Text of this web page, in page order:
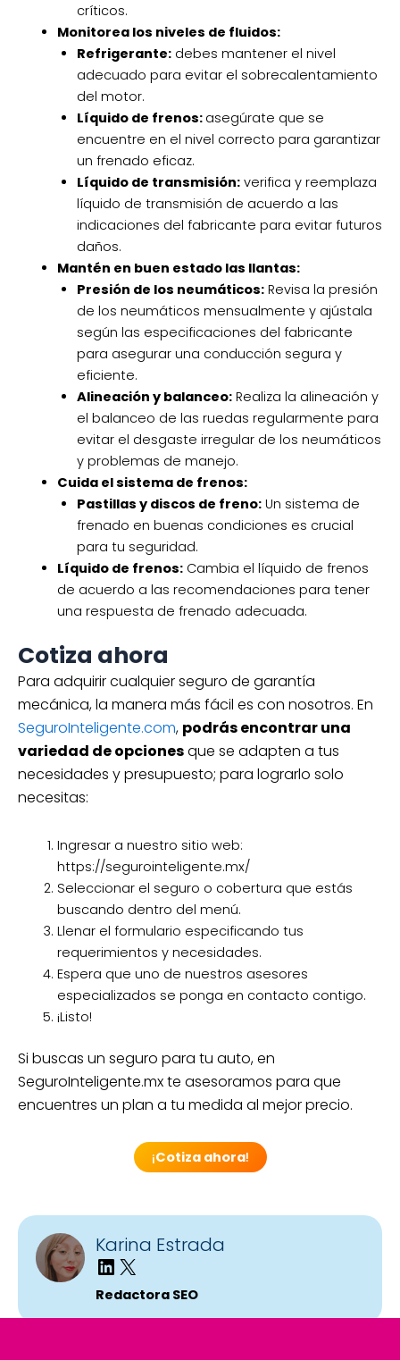
críticos.
Monitorea los niveles de fluidos:
Refrigerante:debes mantener el nivel
adecuado para evitar el sobrecalentamiento
del motor.
Líquido de frenos: asegúrate que se
encuentre en el nivel correcto para garantizar
un frenado eficaz.
Líquido de transmisión:verifica y reemplaza
líquido de transmisión de acuerdo a las
indicaciones del fabricante para evitar futuros
daños.
Mantén en buen estado las llantas:
Presión de los neumáticos:Revisa la presión
de los neumáticos mensualmente y ajústala
según las especificaciones del fabricante
para asegurar una conducción segura y
eficiente.
Alineación y balanceo:Realiza la alineación y
el balanceo de las ruedas regularmente para
evitar el desgaste irregular de los neumáticos
y problemas de manejo.
Cuida el sistema de frenos:
Pastillas y discos de freno:Un sistema de
frenado en buenas condiciones es crucial
para tu seguridad.
Líquido de frenos:Cambia el líquido de frenos
de acuerdo a las recomendaciones para tener
una respuesta de frenado adecuada.
Cotiza ahora
Para adquirir cualquier seguro de garantía
mecánica, la manera más fácil es con nosotros. En
SeguroInteligente.com, podrás encontrar una
variedad de opcionesque se adapten a tus
necesidades y presupuesto; para lograrlo solo
necesitas:
Ingresar a nuestro sitio web:
https://segurointeligente.mx/
Seleccionar el seguro o cobertura que estás
buscando dentro del menú.
Llenar el formulario especificando tus
requerimientos y necesidades.
Espera que uno de nuestros asesores
especializados se ponga en contacto contigo.
¡Listo!
Si buscas un seguro para tu auto, en
SeguroInteligente.mx te asesoramos para que
encuentres un plan a tu medida al mejor precio.
¡Cotiza ahora!
Karina Estrada
Redactora SEO